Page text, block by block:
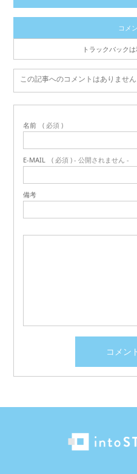
コメ
トラックバック
この記事へのコメントはありません
名前 ( 必須 )
E-MAIL ( 必須 ) - 公開されません -
備考